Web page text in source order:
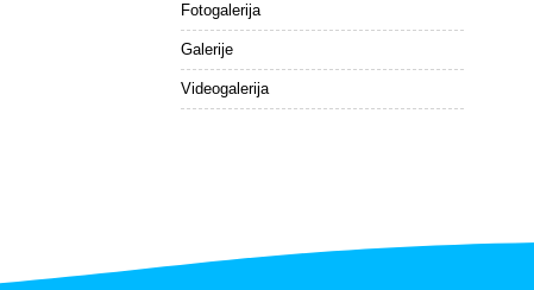
Fotogalerija
Galerije
Videogalerija